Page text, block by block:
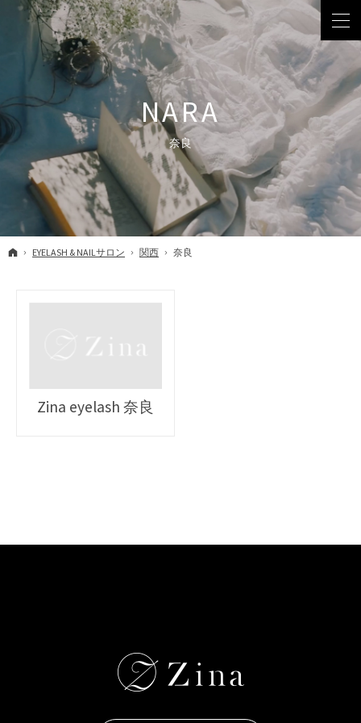
奈良
ホーム
EYELASH & NAILサロン 関西 奈良
Zina eyelash 奈良